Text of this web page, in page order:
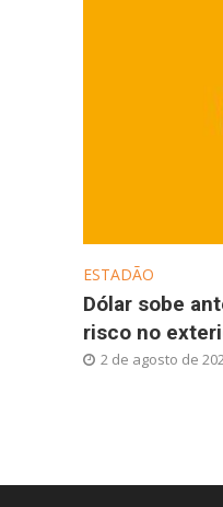
ESTADÃO
Dólar sobe
risco no
2 de agosto de